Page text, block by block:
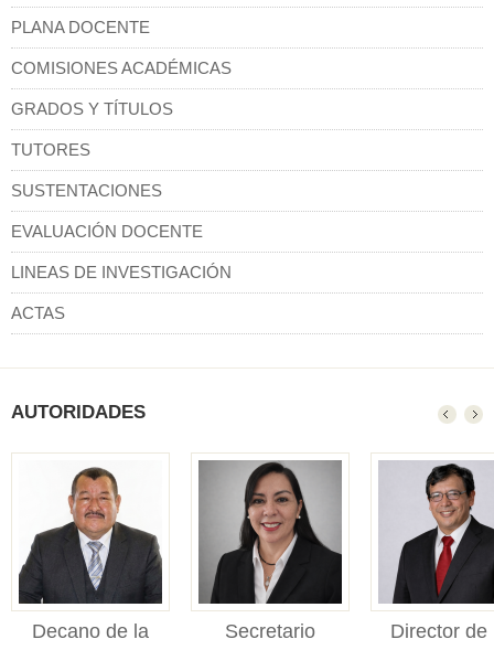
PLANA DOCENTE
COMISIONES ACADÉMICAS
GRADOS Y TÍTULOS
TUTORES
SUSTENTACIONES
EVALUACIÓN DOCENTE
LINEAS DE INVESTIGACIÓN
ACTAS
AUTORIDADES
Decano de la
Secretario
Director de